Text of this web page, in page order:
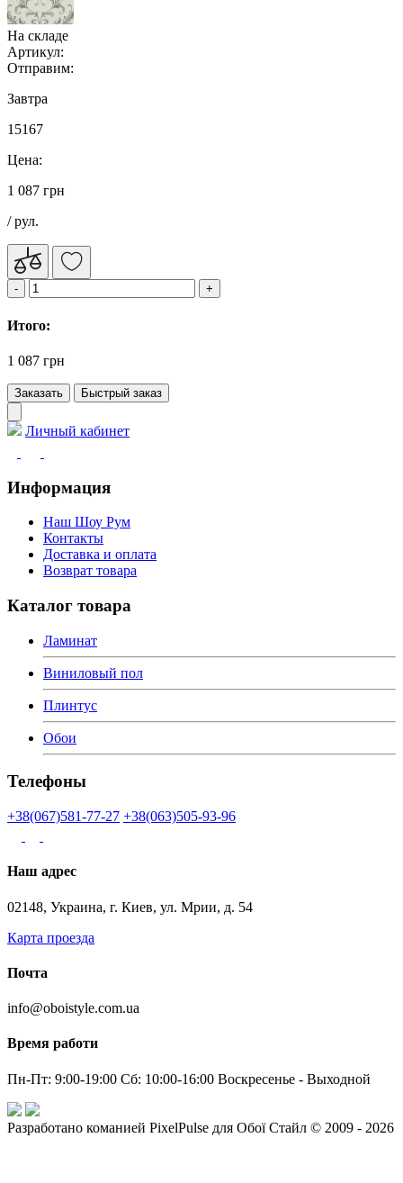
На складе
Артикул:
Отправим:
Завтра
15167
Цена:
1 087 грн
/ рул.
Итого:
1 087 грн
Заказать Быстрый заказ
Личный кабинет
Информация
Наш Шоу Рум
Контакты
Доставка и оплата
Возврат товара
Каталог товара
Ламинат
Виниловый пол
Плинтус
Обои
Телефоны
+38(067)581-77-27 +38(063)505-93-96
Наш адрес
02148, Украина, г. Киев, ул. Мрии, д. 54
Карта проезда
Почта
info@oboistyle.com.ua
Время работи
Пн-Пт: 9:00-19:00 Сб: 10:00-16:00 Воскресенье - Выходной
Разработано команией PixelPulse для Обої Стайл © 2009 - 2026